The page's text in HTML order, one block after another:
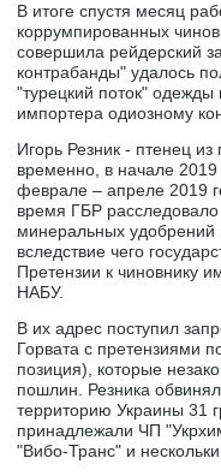
В итоге спустя месяц
коррумпированных
совершила рейдерский
контрабанды" удалось
"турецкий поток"
импортера одиозному
Игорь Резник - птенец
временно, в начале 2019
феврале – апреле 2019
время ГБР
минеральных удобрений
вследствие чего
Претензии к чиновнику
НАБУ.
В их адрес поступил
Горвата с претензиями
позиция), которые
пошлин. Резника
территорию Украины 31
принадлежали ЧП
"Вибо-Транс" и